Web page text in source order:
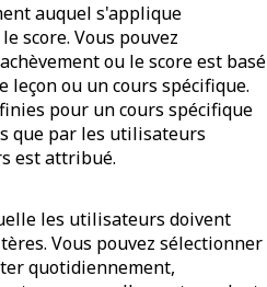
auquel s'applique
score. Vous pouvez
ou le score est basé
leçonou uncours spécifique.
pour un cours spécifique
que par les utilisateurs
est attribué.
les utilisateurs doivent
Vous pouvez sélectionner
quotidiennement,